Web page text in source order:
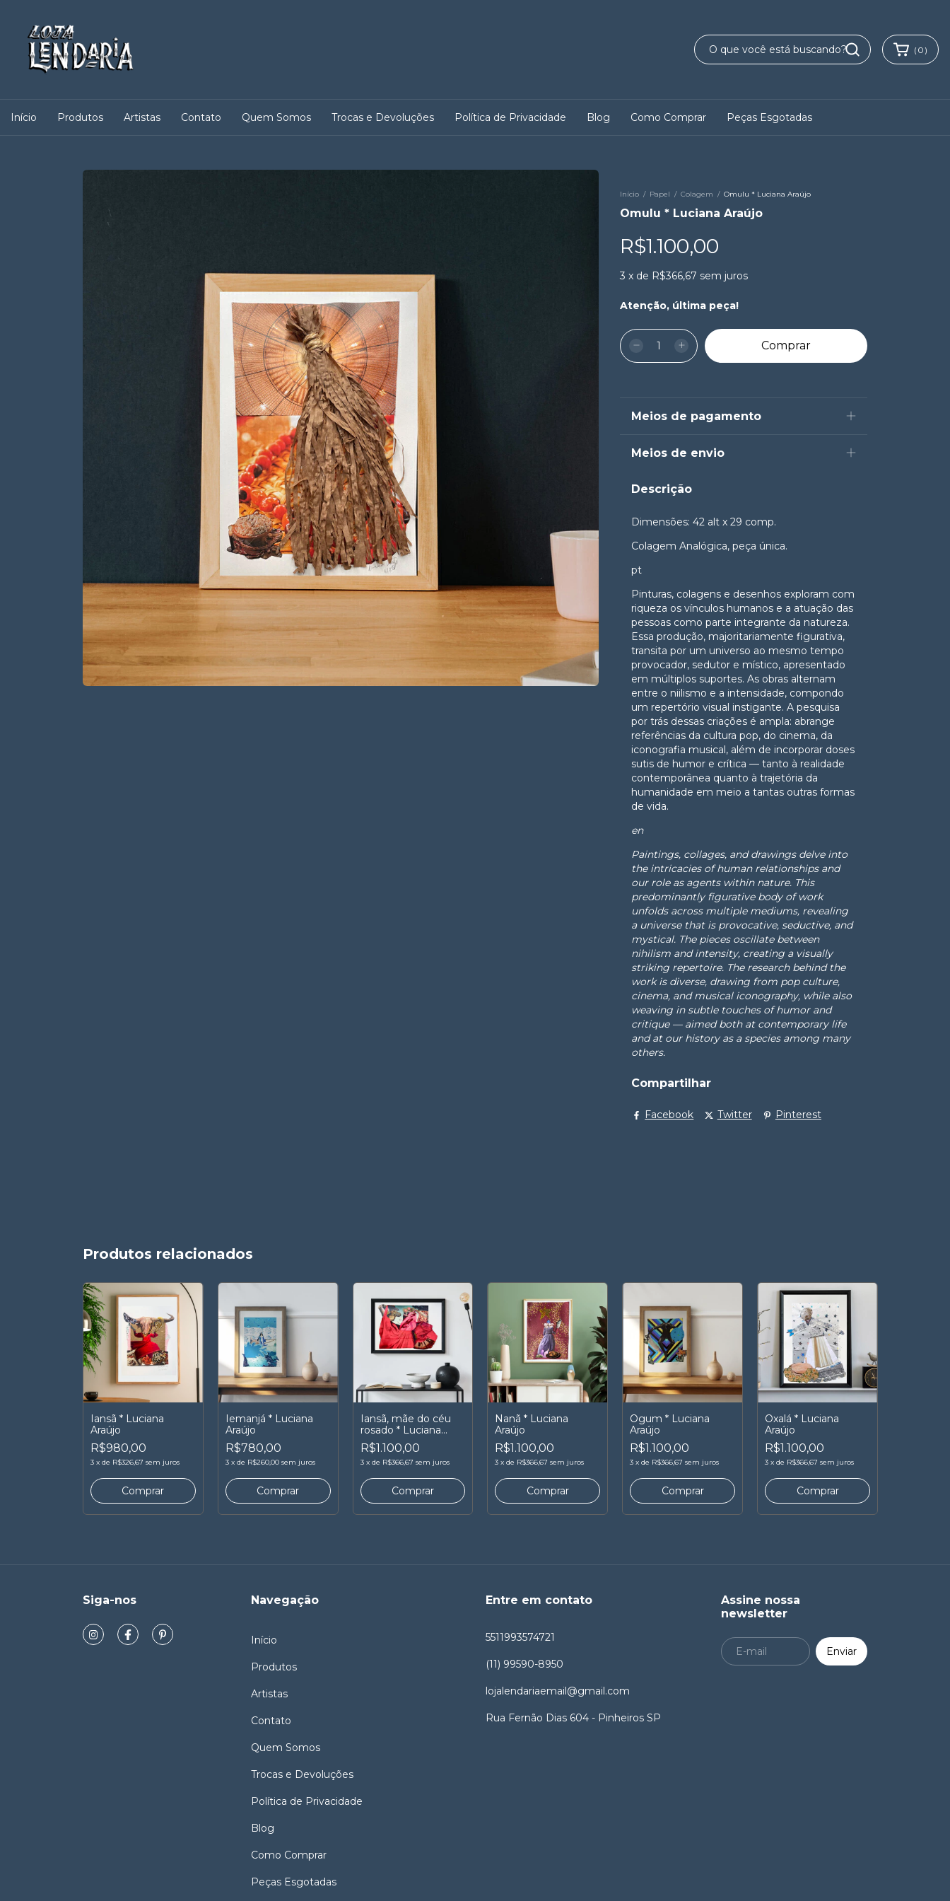
( 0 )
Início Produtos Artistas Contato Quem Somos Trocas e Devoluções Política de Privacidade Blog Como Comprar Peças Esgotadas
Início / Papel / Colagem / Omulu * Luciana Araújo
Omulu * Luciana Araújo
R$1.100,00
3 x de R$366,67 sem juros
Atenção, última peça!
Meios de pagamento
Meios de envio
Descrição
Dimensões: 42 alt x 29 comp.
Colagem Analógica, peça única.
pt
Pinturas, colagens e desenhos exploram com
riqueza os vínculos humanos e a atuação das
pessoas como parte integrante da natureza.
Essa produção, majoritariamente figurativa,
transita por um universo ao mesmo tempo
provocador, sedutor e místico, apresentado
em múltiplos suportes. As obras alternam
entre o niilismo e a intensidade, compondo
um repertório visual instigante. A pesquisa
por trás dessas criações é ampla: abrange
referências da cultura pop, do cinema, da
iconografia musical, além de incorporar doses
sutis de humor e crítica — tanto à realidade
contemporânea quanto à trajetória da
humanidade em meio a tantas outras formas
de vida.
en
Paintings, collages, and drawings delve into
the intricacies of human relationships and
our role as agents within nature. This
predominantly figurative body of work
unfolds across multiple mediums, revealing
a universe that is provocative, seductive, and
mystical. The pieces oscillate between
nihilism and intensity, creating a visually
striking repertoire. The research behind the
work is diverse, drawing from pop culture,
cinema, and musical iconography, while also
weaving in subtle touches of humor and
critique — aimed both at contemporary life
and at our history as a species among many
others.
Compartilhar
Facebook Twitter Pinterest
Produtos relacionados
Iansã * Luciana
Araújo
R$980,00
3 x de R$326,67 sem juros
Iemanjá * Luciana
Araújo
R$780,00
3 x de R$260,00 sem juros
Iansã, mãe do céu
rosado * Luciana
Araújo
R$1.100,00
3 x de R$366,67 sem juros
Nanã * Luciana
Araújo
R$1.100,00
3 xde R$366,67 sem juros
Ogum * Luciana
Araújo
R$1.100,00
3 xde R$366,67 sem juros
Oxalá * Luciana
Araújo
R$1.100,00
3 xde R$366,67 sem juros
Siga-nos Navegação
Início
Produtos
Artistas
Contato
Quem Somos
Trocas e Devoluções
Política de Privacidade
Blog
Como Comprar
Peças Esgotadas
Entre em contato
5511993574721
(11) 99590-8950
lojalendariaemail@gmail.com
Rua Fernão Dias 604 - Pinheiros SP
Assine nossa
newsletter